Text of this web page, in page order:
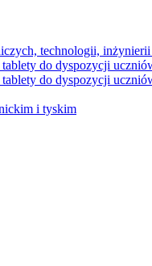
technologii,
do dyspozycji
do dyspozycji
i tyskim